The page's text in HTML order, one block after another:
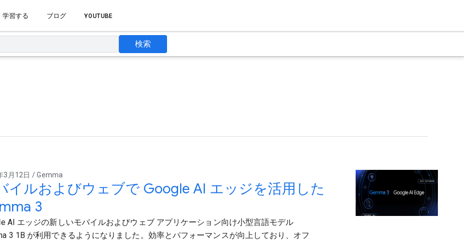
学習する ブログ YOUTUBE
検索
3月12日 / Gemma
イルおよびウェブで Google AI エッジを活用した
3
AI エッジの新しいモバイルおよびウェブ アプリケーション向け小型言語モデル
3 1B が利用できるようになりました。効率とパフォーマンスが向上しており、オフ